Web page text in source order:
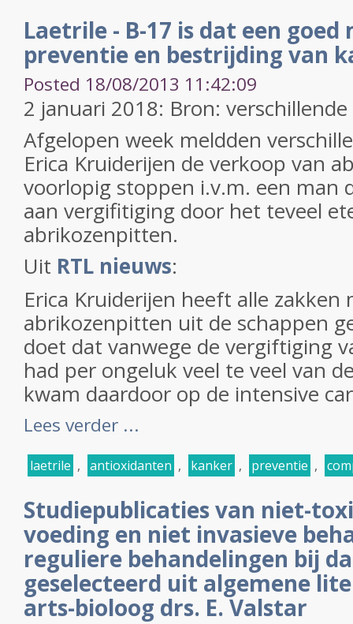
Laetrile - B-17 is dat een goed
preventie en bestrijding van
Posted 18/08/2013 11:42:09
2 januari 2018: Bron:
Afgelopen week meldden
Erica Kruiderijen de verkoop van
voorlopig stoppen i.v.m. een man
aan vergifitiging door het teveel
abrikozenpitten.
Uit RTL nieuws:
Erica Kruiderijen heeft alle zakken
abrikozenpitten uit de schappen
doet dat vanwege de vergiftiging
had per ongeluk veel te veel van
kwam daardoor op de intensive
Lees verder ...
laetrile , antioxidanten , kanker , preventie ,
Studiepublicaties van niet-
voeding en niet invasieve
reguliere behandelingen bij
geselecteerd uit algemene
arts-bioloog drs. E. Valstar